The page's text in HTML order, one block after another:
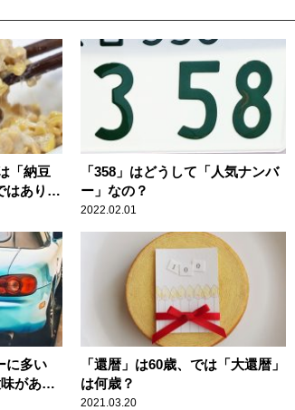
「納豆
はありま
「358」はどうして「人気ナンバ
ー」なの？
2022.02.01
に多い
がある
「還暦」は60歳、では「大還暦」
は何歳？
2021.03.20